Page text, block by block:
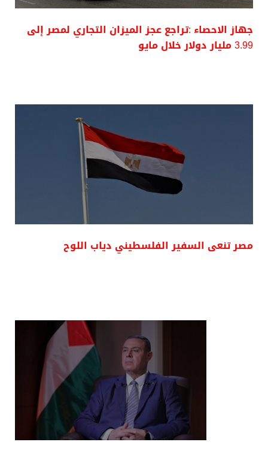
جهاز الاحصاء :تراجع عجز الميزان التجاري لمصر إلى
3.99 مليار دولار خلال مايو
مصر تنعى السفير الفلسطيني دياب اللوح